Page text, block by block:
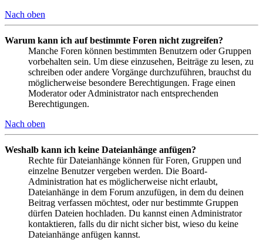
Nach oben
Warum kann ich auf bestimmte Foren nicht zugreifen?
Manche Foren können bestimmten Benutzern oder Gruppen
vorbehalten sein. Um diese einzusehen, Beiträge zu lesen, zu
schreiben oder andere Vorgänge durchzuführen, brauchst du
möglicherweise besondere Berechtigungen. Frage einen
Moderator oder Administrator nach entsprechenden
Berechtigungen.
Nach oben
Weshalb kann ich keine Dateianhänge anfügen?
Rechte für Dateianhänge können für Foren, Gruppen und
einzelne Benutzer vergeben werden. Die Board-
Administration hat es möglicherweise nicht erlaubt,
Dateianhänge in dem Forum anzufügen, in dem du deinen
Beitrag verfassen möchtest, oder nur bestimmte Gruppen
dürfen Dateien hochladen. Du kannst einen Administrator
kontaktieren, falls du dir nicht sicher bist, wieso du keine
Dateianhänge anfügen kannst.